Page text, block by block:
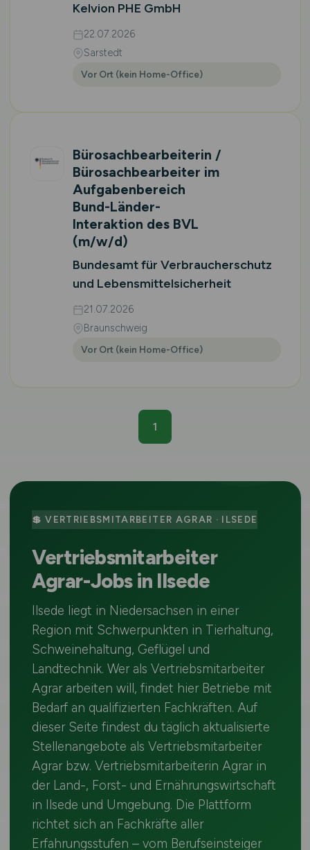
Kelvion PHE GmbH
22.07.2026
Sarstedt
Vor Ort (kein Home-Office)
Bürosachbearbeiterin /
Bürosachbearbeiter im
Aufgaben­bereich
Bund-Länder-
Interaktion des BVL
(m/w/d)
Bundesamt für Verbraucherschutz
und Lebensmittelsicherheit
21.07.2026
Braunschweig
Vor Ort (kein Home-Office)
1
💲 VERTRIEBSMITARBEITER AGRAR · ILSEDE
Vertriebsmitarbeiter
Agrar-Jobs in Ilsede
Ilsede liegt in Niedersachsen in einer
Region mit Schwerpunkten in Tierhaltung,
Schweinehaltung, Geflügel und
Landtechnik. Wer als Vertriebsmitarbeiter
Agrar arbeiten will, findet hier Betriebe mit
Bedarf an qualifizierten Fachkräften. Auf
dieser Seite findest du täglich aktualisierte
Stellenangebote als Vertriebsmitarbeiter
Agrar bzw. Vertriebsmitarbeiterin Agrar in
der Land-, Forst- und Ernährungswirtschaft
in Ilsede und Umgebung. Die Plattform
richtet sich an Fachkräfte aller
Erfahrungsstufen – vom Berufseinsteiger